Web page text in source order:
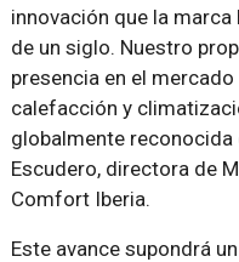
innovación que la
de un siglo. Nuestro
presencia en el
calefacción y
globalmente reconocida
Escudero, directora de
Comfort Iberia.
Este avance supondrá